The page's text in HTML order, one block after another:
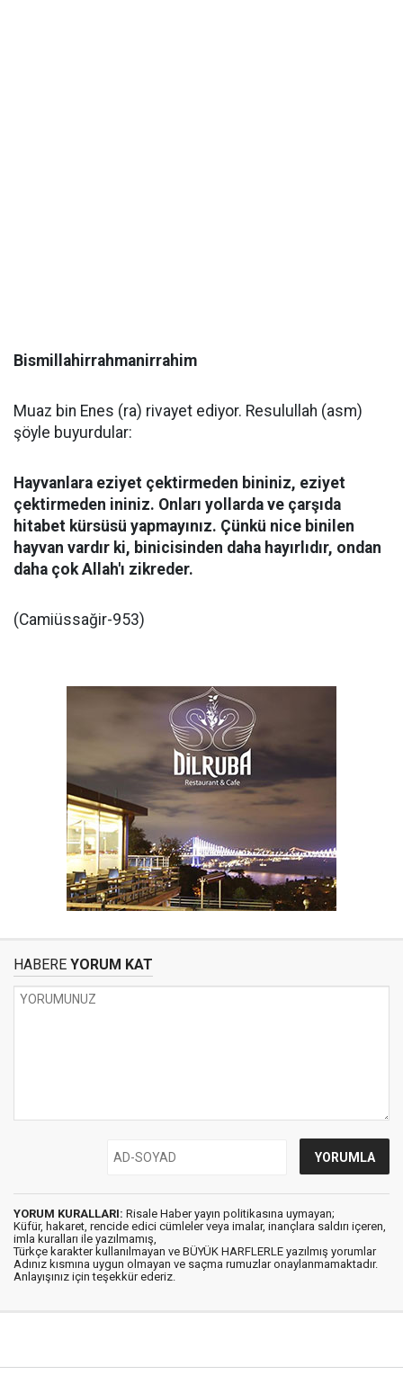
Bismillahirrahmanirrahim
Muaz bin Enes (ra) rivayet ediyor. Resulullah (asm)
şöyle buyurdular:
Hayvanlara eziyet çektirmeden bininiz, eziyet
çektirmeden ininiz. Onları yollarda ve çarşıda
hitabet kürsüsü yapmayınız. Çünkü nice binilen
hayvan vardır ki, binicisinden daha hayırlıdır, ondan
daha çok Allah'ı zikreder.
(Camiüssağir-953)
HABERE YORUM KAT
YORUM KURALLARI: Risale Haber yayın politikasına uymayan;
Küfür, hakaret, rencide edici cümleler veya imalar, inançlara saldırı içeren,
imla kuralları ile yazılmamış,
Türkçe karakter kullanılmayan ve BÜYÜK HARFLERLE yazılmış yorumlar
Adınız kısmına uygun olmayan ve saçma rumuzlar onaylanmamaktadır.
Anlayışınız için teşekkür ederiz.